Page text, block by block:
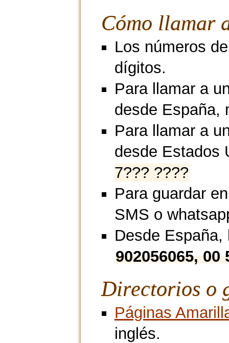
Cómo llamar
Los números
dígitos.
Para llamar a
desde España,
Para llamar a
desde Estados
7??? ????
Para guardar
SMS o
Desde
902056065,
Directorios o
Páginas
inglés.